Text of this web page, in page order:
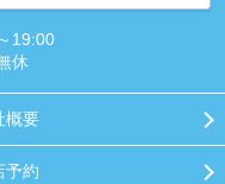
19:00
休
概要
予約